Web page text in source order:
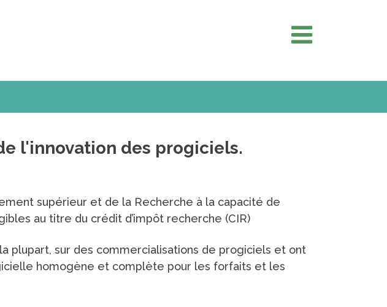
l'innovation des progiciels.
supérieur et de la Recherche à la capacité de
au titre du crédit d’impôt recherche (CIR)
plupart, sur des commercialisations de progiciels et ont
homogène et complète pour les forfaits et les